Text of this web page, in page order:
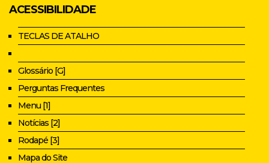
ACESSIBILIDADE
TECLAS DE ATALHO
Glossário [G]
Perguntas Frequentes
Menu [1]
Notícias [2]
Rodapé [3]
Mapa do Site